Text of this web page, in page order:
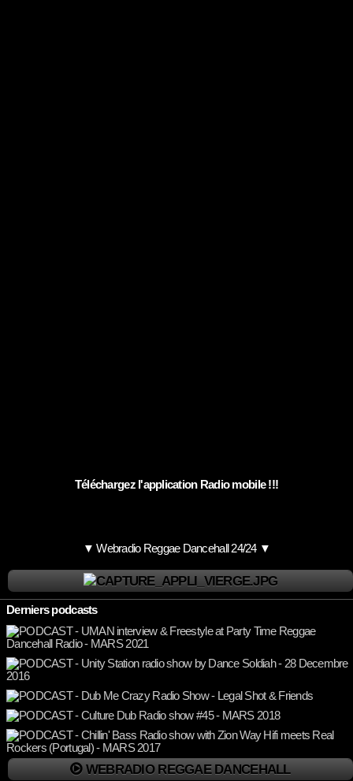
Téléchargez l'application Radio mobile !!!
▼ Webradio Reggae Dancehall 24/24 ▼
Derniers podcasts
WEBRADIO REGGAE DANCEHALL